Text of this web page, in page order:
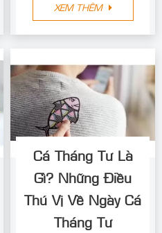
XEM THÊM
Cá Tháng Tư Là
Gì? Những Điều
Thú Vị Về Ngày Cá
Tháng Tư